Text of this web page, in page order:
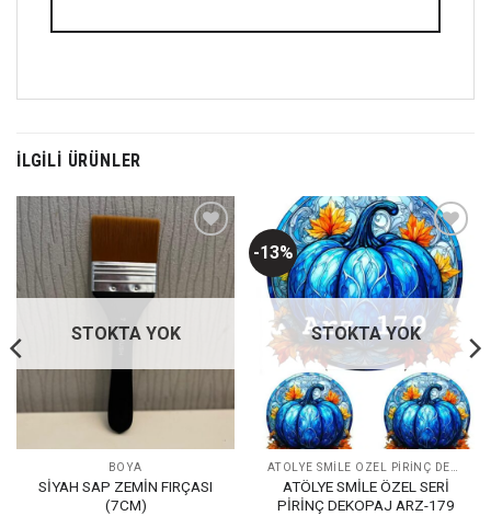
İLGILI ÜRÜNLER
Favorilerime
Ekle
STOKTA YOK
BOYA
SİYAH SAP ZEMİN FIRÇASI
(7CM)
-13%
Favorilerime
Ekle
STOKTA YOK
ATÖLYE SMİLE ÖZEL SERİ
PİRİNÇ DEKOPAJ ARZ-179